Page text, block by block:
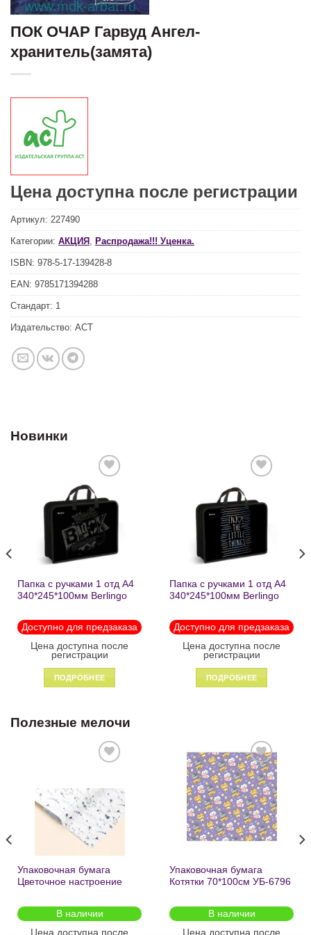
ПОК ОЧАР Гарвуд Ангел-
хранитель(замята)
Цена доступна после регистрации
Артикул: 227490
Категории: АКЦИЯ , Распродажа!!! Уценка.
ISBN: 978-5-17-139428-8
EAN: 9785171394288
Стандарт: 1
Издательство: АСТ
Новинки
Добавить
в список
желаний
Папка с ручками 1 отд А4
340*245*100мм Berlingo
молнии1246
Доступно для предзаказа
Цена доступна после
регистрации
ПОДРОБНЕЕ
Добавить
в список
желаний
Папка с ручками 1 отд А4
340*245*100мм Berlingo
пластик на молнии 1215
Доступно для предзаказа
Цена доступна после
регистрации
ПОДРОБНЕЕ
Полезные мелочи
желаний
Упаковочная бумага
Цветочное настроение
2шт/
В наличии
Цена доступна после
Добавить
в список
желаний
Упаковочная бумага
Котятки 70*100см УБ-6796
В наличии
Цена доступна после